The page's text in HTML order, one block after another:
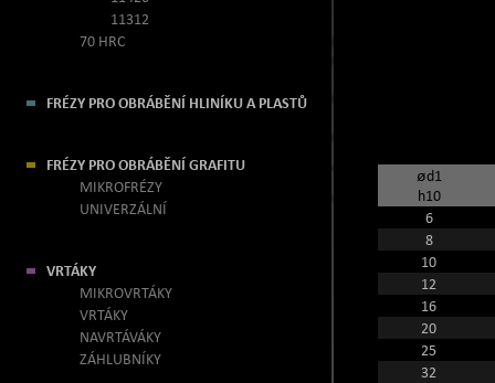
11312
70 HRC
FRÉZY PRO OBRÁBĚNÍ HLINÍKU A PLASTŮ
FRÉZY PRO OBRÁBĚNÍ GRAFITU
MIKROFRÉZY
UNIVERZÁLNÍ
VRTÁKY
MIKROVRTÁKY
VRTÁKY
NAVRTÁVÁKY
ZÁHLUBNÍKY
ød1
h10
6
8
10
12
16
20
25
32